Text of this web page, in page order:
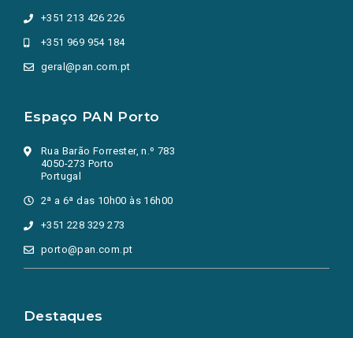
+351 213 426 226
+351 969 954 184
geral@pan.com.pt
Espaço PAN Porto
Rua Barão Forrester, n.º 783
4050-273 Porto
Portugal
2ª a 6ª das 10h00 às 16h00
+351 228 329 273
porto@pan.com.pt
Destaques